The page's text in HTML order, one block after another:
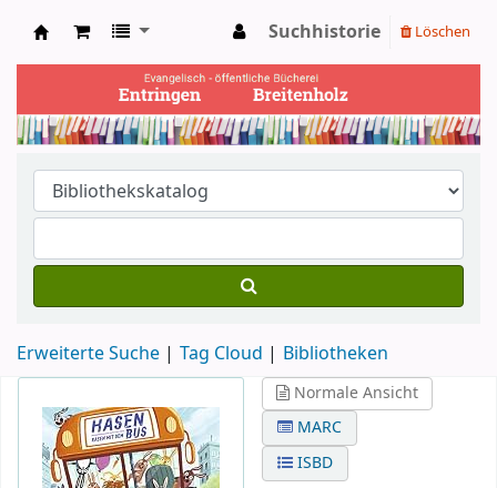
Ev. Bücherei Entringen
Suchhistorie Löschen
Erweiterte Suche Tag Cloud Bibliotheken
Normale Ansicht
MARC
ISBD